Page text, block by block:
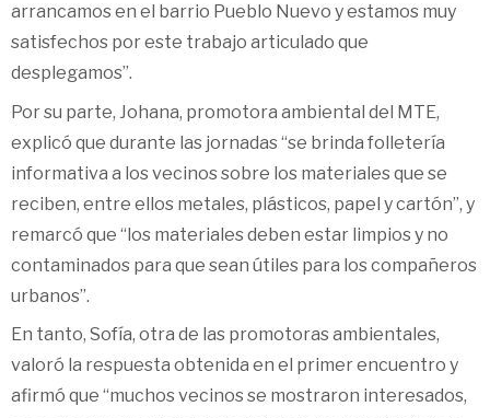
arrancamos en el barrio Pueblo Nuevo y estamos muy
satisfechos por este trabajo articulado que
desplegamos”.
Por su parte, Johana, promotora ambiental del MTE,
explicó que durante las jornadas “se brinda folletería
informativa a los vecinos sobre los materiales que se
reciben, entre ellos metales, plásticos, papel y cartón”, y
remarcó que “los materiales deben estar limpios y no
contaminados para que sean útiles para los compañeros
urbanos”.
En tanto, Sofía, otra de las promotoras ambientales,
valoró la respuesta obtenida en el primer encuentro y
afirmó que “muchos vecinos se mostraron interesados,